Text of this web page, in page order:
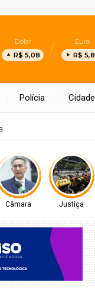
Dólar
R$ 5,08
Euro
R$
Polícia
UM EVENTO A NÍVEL
Câmara Justiça